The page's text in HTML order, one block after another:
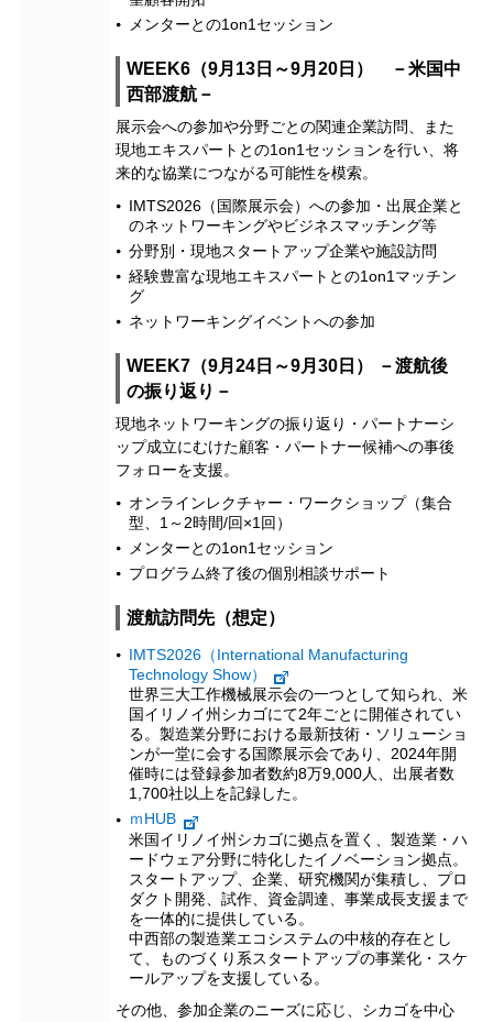
メンターとの1on1セッション
WEEK6（9月13日～9月20日） －米国中
西部渡航－
展示会への参加や分野ごとの関連企業訪問、また
現地エキスパートとの1on1セッションを行い、将
来的な協業につながる可能性を模索。
IMTS2026（国際展示会）への参加・出展企業と
のネットワーキングやビジネスマッチング等
分野別・現地スタートアップ企業や施設訪問
経験豊富な現地エキスパートとの1on1マッチン
グ
ネットワーキングイベントへの参加
WEEK7（9月24日～9月30日） －渡航後
の振り返り－
現地ネットワーキングの振り返り・パートナーシ
ップ成立にむけた顧客・パートナー候補への事後
フォローを支援。
オンラインレクチャー・ワークショップ（集合
型、1～2時間/回×1回）
メンターとの1on1セッション
プログラム終了後の個別相談サポート
渡航訪問先（想定）
IMTS2026（International Manufacturing
Technology Show）
世界三大工作機械展示会の一つとして知られ、米
国イリノイ州シカゴにて2年ごとに開催されてい
る。製造業分野における最新技術・ソリューショ
ンが一堂に会する国際展示会であり、2024年開
催時には登録参加者数約8万9,000人、出展者数
1,700社以上を記録した。
ｍHUB
米国イリノイ州シカゴに拠点を置く、製造業・ハ
ードウェア分野に特化したイノベーション拠点。
スタートアップ、企業、研究機関が集積し、プロ
ダクト開発、試作、資金調達、事業成長支援まで
を一体的に提供している。
中西部の製造業エコシステムの中核的存在とし
て、ものづくり系スタートアップの事業化・スケ
ールアップを支援している。
その他、参加企業のニーズに応じ、シカゴを中心